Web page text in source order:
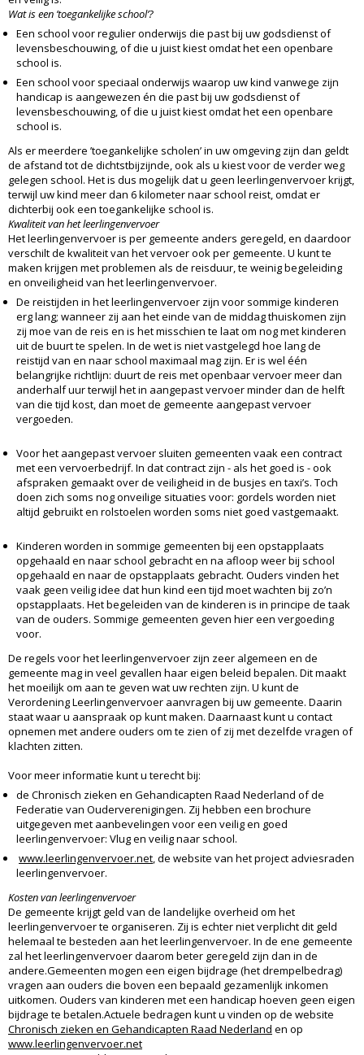
Wat is een ’toegankelijke school’?
Een school voor regulier onderwijs die past bij uw godsdienst of
levensbeschouwing, of die u juist kiest omdat het een openbare
school is.
Een school voor speciaal onderwijs waarop uw kind vanwege zijn
handicap is aangewezen én die past bij uw godsdienst of
levensbeschouwing, of die u juist kiest omdat het een openbare
school is.
Als er meerdere ’toegankelijke scholen’ in uw omgeving zijn dan geldt
de afstand tot de dichtstbijzijnde, ook als u kiest voor de verder weg
gelegen school. Het is dus mogelijk dat u geen leerlingenvervoer krijgt,
terwijl uw kind meer dan 6 kilometer naar school reist, omdat er
dichterbij ook een toegankelijke school is.
Kwaliteit van het leerlingenvervoer
Het leerlingenvervoer is per gemeente anders geregeld, en daardoor
verschilt de kwaliteit van het vervoer ook per gemeente. U kunt te
maken krijgen met problemen als de reisduur, te weinig begeleiding
en onveiligheid van het leerlingenvervoer.
De reistijden in het leerlingenvervoer zijn voor sommige kinderen
erg lang; wanneer zij aan het einde van de middag thuiskomen zijn
zij moe van de reis en is het misschien te laat om nog met kinderen
uit de buurt te spelen. In de wet is niet vastgelegd hoe lang de
reistijd van en naar school maximaal mag zijn. Er is wel één
belangrijke richtlijn: duurt de reis met openbaar vervoer meer dan
anderhalf uur terwijl het in aangepast vervoer minder dan de helft
van die tijd kost, dan moet de gemeente aangepast vervoer
vergoeden.
Voor het aangepast vervoer sluiten gemeenten vaak een contract
met een vervoerbedrijf. In dat contract zijn - als het goed is - ook
afspraken gemaakt over de veiligheid in de busjes en taxi’s. Toch
doen zich soms nog onveilige situaties voor: gordels worden niet
altijd gebruikt en rolstoelen worden soms niet goed vastgemaakt.
Kinderen worden in sommige gemeenten bij een opstapplaats
opgehaald en naar school gebracht en na afloop weer bij school
opgehaald en naar de opstapplaats gebracht. Ouders vinden het
vaak geen veilig idee dat hun kind een tijd moet wachten bij zo’n
opstapplaats. Het begeleiden van de kinderen is in principe de taak
van de ouders. Sommige gemeenten geven hier een vergoeding
voor.
De regels voor het leerlingenvervoer zijn zeer algemeen en de
gemeente mag in veel gevallen haar eigen beleid bepalen. Dit maakt
het moeilijk om aan te geven wat uw rechten zijn. U kunt de
Verordening Leerlingenvervoer aanvragen bij uw gemeente. Daarin
staat waar u aanspraak op kunt maken. Daarnaast kunt u contact
opnemen met andere ouders om te zien of zij met dezelfde vragen of
klachten zitten.
Voor meer informatie kunt u terecht bij:
de Chronisch zieken en Gehandicapten Raad Nederland of de
Federatie van Ouderverenigingen. Zij hebben een brochure
uitgegeven met aanbevelingen voor een veilig en goed
leerlingenvervoer: Vlug en veilig naar school.
www.leerlingenvervoer.net, de website van het project adviesraden
leerlingenvervoer.
Kosten van leerlingenvervoer
De gemeente krijgt geld van de landelijke overheid om het
leerlingenvervoer te organiseren. Zij is echter niet verplicht dit geld
helemaal te besteden aan het leerlingenvervoer. In de ene gemeente
zal het leerlingenvervoer daarom beter geregeld zijn dan in de
andere.Gemeenten mogen een eigen bijdrage (het drempelbedrag)
vragen aan ouders die boven een bepaald gezamenlijk inkomen
uitkomen. Ouders van kinderen met een handicap hoeven geen eigen
bijdrage te betalen.Actuele bedragen kunt u vinden op de website
Chronisch zieken en Gehandicapten Raad Nederland en op
www.leerlingenvervoer.net